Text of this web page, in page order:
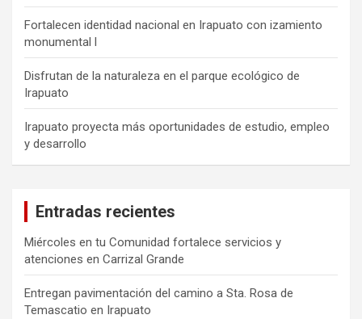
Fortalecen identidad nacional en Irapuato con izamiento
monumental l
Disfrutan de la naturaleza en el parque ecológico de
Irapuato
Irapuato proyecta más oportunidades de estudio, empleo
y desarrollo
Entradas recientes
Miércoles en tu Comunidad fortalece servicios y
atenciones en Carrizal Grande
Entregan pavimentación del camino a Sta. Rosa de
Temascatio en Irapuato